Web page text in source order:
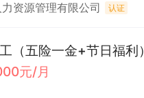
资源管理有限公司 认证
（五险一金+节日福利）
元/月